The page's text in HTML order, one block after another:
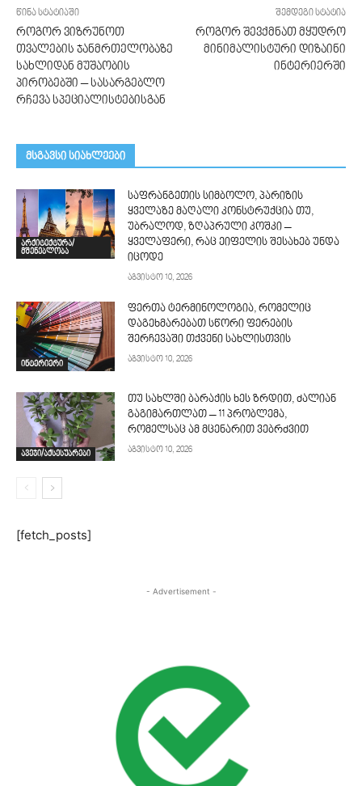
წინა სტატიაში
როგორ ვიზრუნოთ
თვალების ჯანმრთელობაზე
სახლიდან მუშაობის
პირობებში – სასარგებლო
რჩევა სპეციალისტებისგან
შემდეგი სტატია
როგორ შევქმნათ მყუდრო
მინიმალისტური დიზაინი
ინტერიერში
მსგავსი სიახლეები
არქიტექტურა/
მშენებლობა
საფრანგეთის სიმბოლო, პარიზის
ყველაზე მაღალი კონსტრუქცია თუ,
უბრალოდ, ზღაპრული კოშკი –
ყველაფერი, რაც ეიფელის შესახებ უნდა
იცოდე
აგვისტო 10, 2026
ინტერიერი
ფერთა ტერმინოლოგია, რომელიც
დაგეხმარებათ სწორი ფერების
შერჩევაში თქვენი სახლისთვის
აგვისტო 10, 2026
ავეჯი/აქსესუარები
თუ სახლში ბარაქის ხეს ზრდით, ძალიან
გაგიმართლათ – 11 პრობლემა,
რომელსაც ამ მცენარით ვებრძვით
აგვისტო 10, 2026
[fetch_posts]
- Advertisement -